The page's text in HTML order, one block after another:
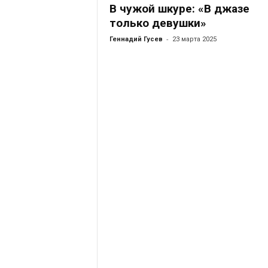
В чужой шкуре: «В джазе
только девушки»
Геннадий Гусев - 23 марта 2025